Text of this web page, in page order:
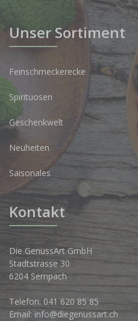
Unser Sortiment
Feinschmeckerecke
Spirituosen
Geschenkwelt
Neuheiten
Saisonales
Kontakt
Die GenussArt GmbH
Stadtstrasse 30
6204 Sempach
Telefon: 041 620 85 85
Email: info@diegenussart.ch